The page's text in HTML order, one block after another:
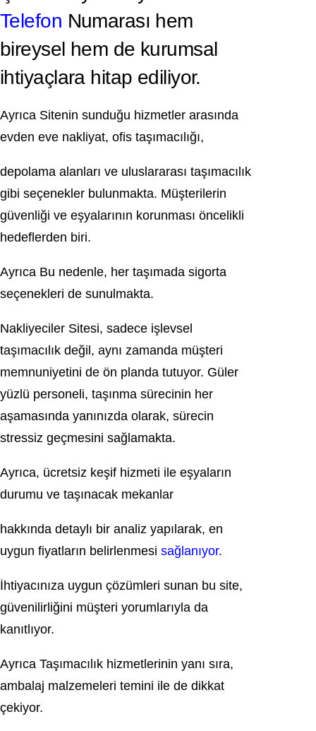
Telefon Numarası hem
bireysel hem de kurumsal
ihtiyaçlara hitap ediliyor.
Ayrıca Sitenin sunduğu hizmetler arasında
evden eve nakliyat, ofis taşımacılığı,
depolama alanları ve uluslararası taşımacılık
gibi seçenekler bulunmakta. Müşterilerin
güvenliği ve eşyalarının korunması öncelikli
hedeflerden biri.
Ayrıca Bu nedenle, her taşımada sigorta
seçenekleri de sunulmakta.
Nakliyeciler Sitesi, sadece işlevsel
taşımacılık değil, aynı zamanda müşteri
memnuniyetini de ön planda tutuyor. Güler
yüzlü personeli, taşınma sürecinin her
aşamasında yanınızda olarak, sürecin
stressiz geçmesini sağlamakta.
Ayrıca, ücretsiz keşif hizmeti ile eşyaların
durumu ve taşınacak mekanlar
hakkında detaylı bir analiz yapılarak, en
uygun fiyatların belirlenmesi sağlanıyor.
İhtiyacınıza uygun çözümleri sunan bu site,
güvenilirliğini müşteri yorumlarıyla da
kanıtlıyor.
Ayrıca Taşımacılık hizmetlerinin yanı sıra,
ambalaj malzemeleri temini ile de dikkat
çekiyor.